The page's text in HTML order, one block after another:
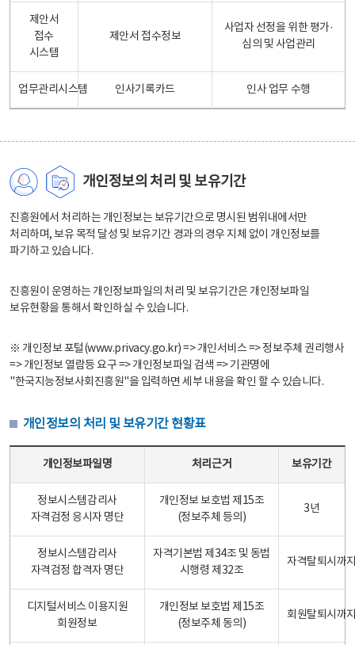
제안서
접수
시스템
제안서 접수정보
사업자 선정을 위한 평가·
심의 및 사업관리
업무관리시스템 인사기록카드 인사 업무 수행
개인정보의 처리 및 보유기간
진흥원에서 처리하는 개인정보는 보유기간으로 명시된 범위내에서만
처리하며, 보유 목적 달성 및 보유기간 경과의 경우 지체 없이 개인정보를
파기하고 있습니다.
진흥원이 운영하는 개인정보파일의 처리 및 보유기간은 개인정보파일
보유현황을 통해서 확인하실 수 있습니다.
※ 개인정보 포털(www.privacy.go.kr) => 개인서비스 => 정보주체 권리행사
=> 개인정보 열람등 요구 => 개인정보파일 검색 => 기관명에
"한국지능정보사회진흥원"을 입력하면 세부 내용을 확인 할 수 있습니다.
개인정보의 처리 및 보유기간 현황표
개인정보파일명 처리근거 보유기간
정보시스템감리사
자격검정 응시자 명단
개인정보 보호법 제15조
(정보주체 등의)
3년
정보시스템감리사
자격검정 합격자 명단
자격기본법 제34조 및 동법
시행령 제32조
자격탈퇴시까
디지털서비스 이용지원
회원정보
개인정보 보호법 제15조
(정보주체 동의)
회원탈퇴시까